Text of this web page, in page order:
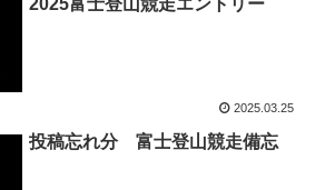
2025.03.25
投稿忘れ分 富士登山競走備忘